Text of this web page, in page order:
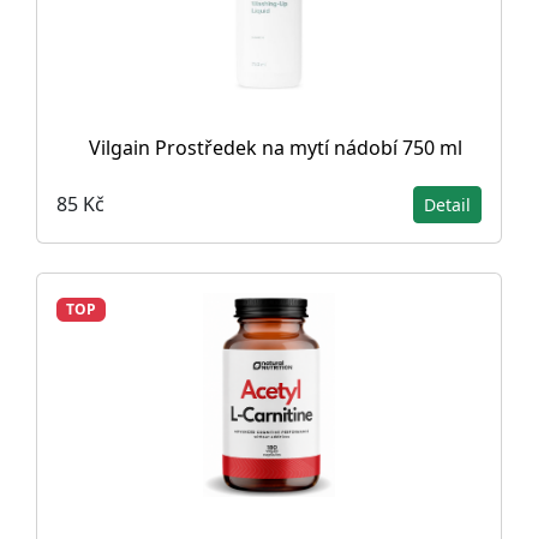
Vilgain Prostředek na mytí nádobí 750 ml
85 Kč Detail
TOP